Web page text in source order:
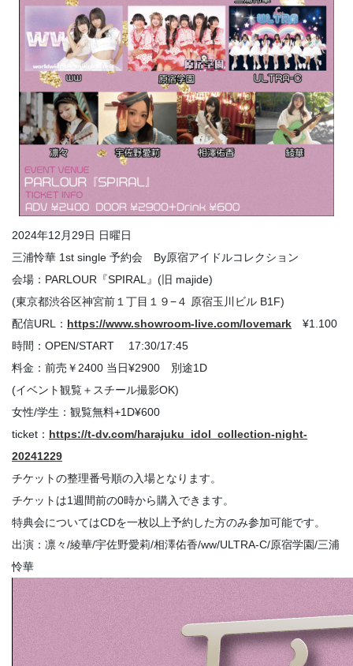
2024年12月29日 日曜日
三浦怜華 1st single 予約会 By原宿アイドルコレクション
会場：PARLOUR『SPIRAL』(旧 majide)
(東京都渋谷区神宮前１丁目１９−４ 原宿玉川ビル B1F)
配信URL： https://www.showroom-live.com/lovemark ¥1.100
時間：OPEN/START 17:30/17:45
料金：前売￥2400 当日¥2900 別途1D
(イベント観覧＋スチール撮影OK)
女性/学生：観覧無料+1D¥600
ticket： https://t-dv.com/harajuku_idol_collection-night-
20241229
チケットの整理番号順の入場となります。
チケットは1週間前の0時から購入できます。
特典会についてはCDを一枚以上予約した方のみ参加可能です。
出演：凛々/綾華/宇佐野愛莉/相澤佑香/ww/ULTRA-C/原宿学園/三浦
怜華